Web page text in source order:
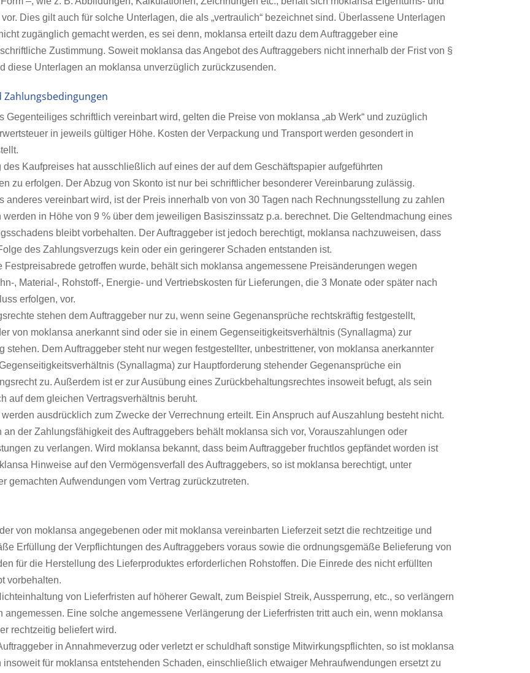
Dies gilt auch für solche Unterlagen, die als „vertraulich“ bezeichnet sind. Überlassene Unterlagen
zugänglich gemacht werden, es sei denn, moklansa erteilt dazu dem Auftraggeber eine
Zustimmung. Soweit moklansa das Angebot des Auftraggebers nicht innerhalb der Frist von §
diese Unterlagen an moklansa unverzüglich zurückzusenden.
Zahlungsbedingungen
Gegenteiliges schriftlich vereinbart wird, gelten die Preise von moklansa „ab Werk“ und zuzüglich
in jeweils gültiger Höhe. Kosten der Verpackung und Transport werden gesondert in
des Kaufpreises hat ausschließlich auf eines der auf dem Geschäftspapier aufgeführten
zu erfolgen. Der Abzug von Skonto ist nur bei schriftlicher besonderer Vereinbarung zulässig.
anderes vereinbart wird, ist der Preis innerhalb von von 30 Tagen nach Rechnungsstellung zu zahlen
werden in Höhe von 9 % über dem jeweiligen Basiszinssatz p.a. berechnet. Die Geltendmachung eines
bleibt vorbehalten. Der Auftraggeber ist jedoch berechtigt, moklansa nachzuweisen, dass
des Zahlungsverzugs kein oder ein geringerer Schaden entstanden ist.
Festpreisabrede getroffen wurde, behält sich moklansa angemessene Preisänderungen wegen
, Material-, Rohstoff-, Energie- und Vertriebskosten für Lieferungen, die 3 Monate oder später nach
erfolgen, vor.
stehen dem Auftraggeber nur zu, wenn seine Gegenansprüche rechtskräftig festgestellt,
von moklansa anerkannt sind oder sie in einem Gegenseitigkeitsverhältnis (Synallagma) zur
stehen. Dem Auftraggeber steht nur wegen festgestellter, unbestrittener, von moklansa anerkannter
(Synallagma) zur Hauptforderung stehender Gegenansprüche ein
zu. Außerdem ist er zur Ausübung eines Zurückbehaltungsrechtes insoweit befugt, als sein
auf dem gleichen Vertragsverhältnis beruht.
ausdrücklich zum Zwecke der Verrechnung erteilt. Ein Anspruch auf Auszahlung besteht nicht.
an der Zahlungsfähigkeit des Auftraggebers behält moklansa sich vor, Vorauszahlungen oder
zu verlangen. Wird moklansa bekannt, dass beim Auftraggeber fruchtlos gepfändet worden ist
Hinweise auf den Vermögensverfall des Auftraggebers, so ist moklansa berechtigt, unter
gemachten Aufwendungen vom Vertrag zurückzutreten.
von moklansa angegebenen oder mit moklansa vereinbarten Lieferzeit setzt die rechtzeitige und
Erfüllung der Verpflichtungen des Auftraggebers voraus sowie die ordnungsgemäße Belieferung von
für die Herstellung des Lieferproduktes erforderlichen Rohstoffen. Die Einrede des nicht erfüllten
vorbehalten.
von Lieferfristen auf höherer Gewalt, zum Beispiel Streik, Aussperrung, etc., so verlängern
angemessen. Eine solche angemessene Verlängerung der Lieferfristen tritt auch ein, wenn moklansa
rechtzeitig beliefert wird.
in Annahmeverzug oder verletzt er schuldhaft sonstige Mitwirkungspflichten, so ist moklansa
insoweit für moklansa entstehenden Schaden, einschließlich etwaiger Mehraufwendungen ersetzt zu